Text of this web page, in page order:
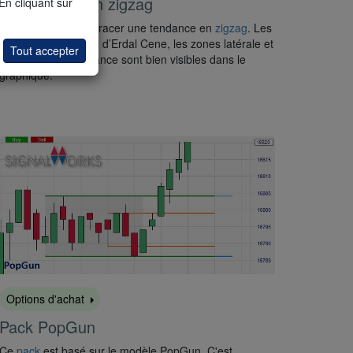
Un outil facile pour tracer une tendance en zigzag. Les
zones d’achat/vente d’Erdal Cene, les zones latérale et
d’inversion de tendance sont bien visibles dans le
graphique.
Options d'achat
Pack PopGun
Tout accepter